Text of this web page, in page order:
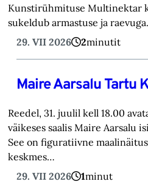
Kunstirühmituse Multinektar
sukeldub armastuse ja
29. VII 2026
2minutit
Maire Aarsalu Tartu
Reedel, 31. juulil kell 18.00
väikeses saalis Maire Aarsalu
See on figuratiivne
keskmes…
29. VII 2026
1minut